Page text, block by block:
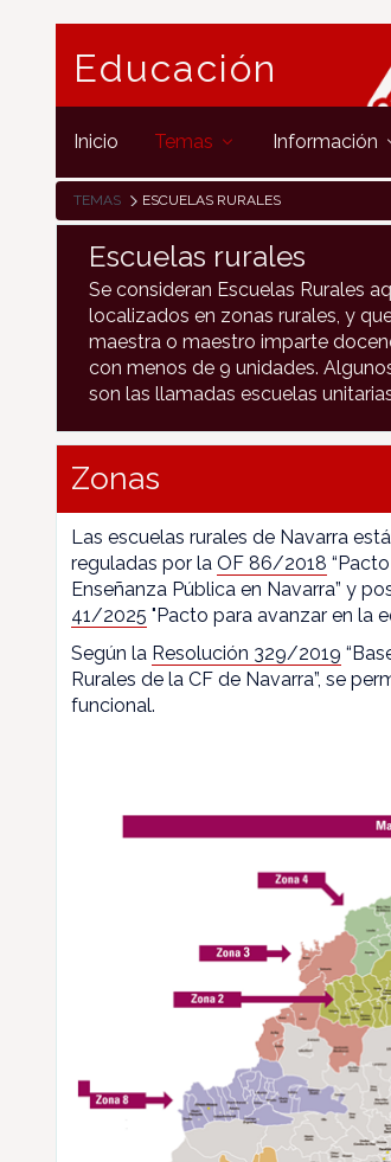
Educación
Inicio Temas Información
TEMAS ESCUELAS RURALES
Escuelas rurales
Se consideran Escuelas Rurales
localizados en zonas rurales, y
maestra o maestro imparte
con menos de 9 unidades.
son las llamadas escuelas
Zonas
Las escuelas rurales de Navarra
reguladas por la OF 86/2018
Enseñanza Pública en Navarra” y
41/2025 "Pacto para avanzar en la
Según la Resolución 329/2019
Rurales de la CF de Navarra”, se
funcional.